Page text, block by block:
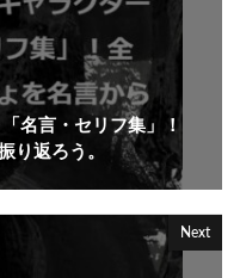
名言・セリフ集」！
り返ろう。
Next